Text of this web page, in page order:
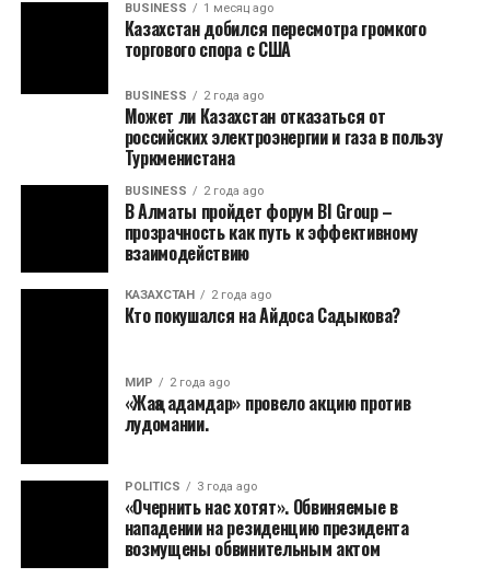
BUSINESS 1 месяц ago
Казахстан добился пересмотра громкого
торгового спора с США
BUSINESS 2 года ago
Может ли Казахстан отказаться от
российских электроэнергии и газа в пользу
Туркменистана
BUSINESS 2 года ago
В Алматы пройдет форум BI Group –
прозрачность как путь к эффективному
взаимодействию
КАЗАХСТАН 2 года ago
Кто покушался на Айдоса Садыкова?
МИР 2 года ago
«Жаңа адамдар» провело акцию против
лудомании.
POLITICS 3 года ago
«Очернить нас хотят». Обвиняемые в
нападении на резиденцию президента
возмущены обвинительным актом